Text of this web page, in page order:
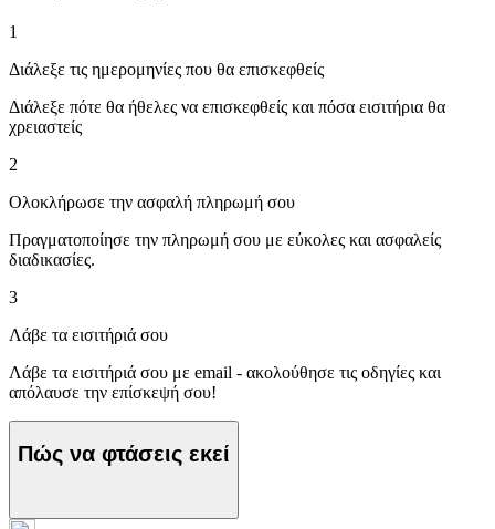
1
Διάλεξε τις ημερομηνίες που θα επισκεφθείς
Διάλεξε πότε θα ήθελες να επισκεφθείς και πόσα εισιτήρια θα
χρειαστείς
2
Ολοκλήρωσε την ασφαλή πληρωμή σου
Πραγματοποίησε την πληρωμή σου με εύκολες και ασφαλείς
διαδικασίες.
3
Λάβε τα εισιτήριά σου
Λάβε τα εισιτήριά σου με email - ακολούθησε τις οδηγίες και
απόλαυσε την επίσκεψή σου!
Πώς να φτάσεις εκεί